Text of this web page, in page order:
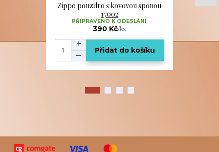
Zippo pouzdro s kovovou sponou
17002
390 Kč/ks
PŘIPRAVENO K ODESLÁNÍ
Přidat do košíku
Zippo